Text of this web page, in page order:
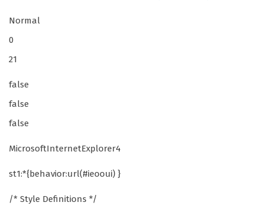
Normal
0
21
false
false
false
MicrosoftInternetExplorer4
st1:*{behavior:url(#ieooui) }
/* Style Definitions */